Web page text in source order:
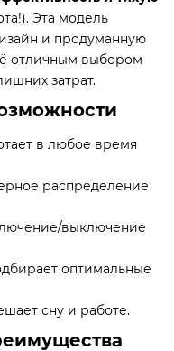
Эта модель
и продуманную
отличным выбором
затрат.
в любое время
распределение
выключение
оптимальные
сну и работе.